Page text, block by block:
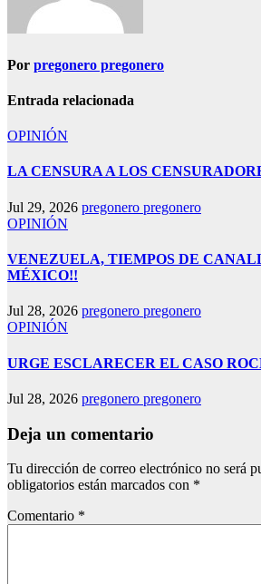
Por pregonero pregonero
Entrada relacionada
OPINIÓN
LA CENSURA A LOS
Jul 29, 2026 pregonero pregonero
OPINIÓN
VENEZUELA, TIEMPOS DE
MÉXICO!!
Jul 28, 2026 pregonero pregonero
OPINIÓN
URGE ESCLARECER EL CASO
Jul 28, 2026 pregonero pregonero
Deja un comentario
Tu dirección de correo electrónico no será
obligatorios están marcados con *
Comentario *